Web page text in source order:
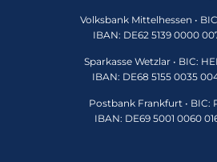
Volksbank Mittelhessen •
IBAN: DE62 5139 0000
Sparkasse Wetzlar • BIC:
IBAN: DE68 5155 0035
Postbank Frankfurt • BIC:
IBAN: DE69 5001 0060